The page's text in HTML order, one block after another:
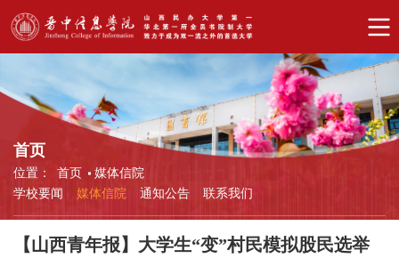
首页
位置： 首页
媒体信院
学校要闻
媒体信院 通知公告 联系我们
【山西青年报】大学生“变”村民模拟股民选举